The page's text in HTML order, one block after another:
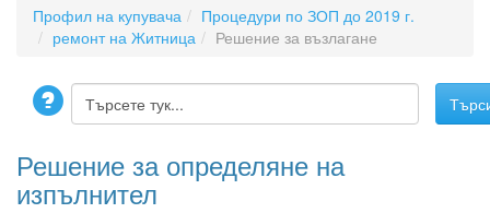
Профил на купувача
Процедури по ЗОП до 2019 г.
ремонт на Житница
Решение за възлагане
Решение за определяне на
изпълнител